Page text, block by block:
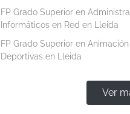
FP Grado Superior en
Informáticos en Red en Lleida
FP Grado Superior en
Deportivas en Lleida
Ver